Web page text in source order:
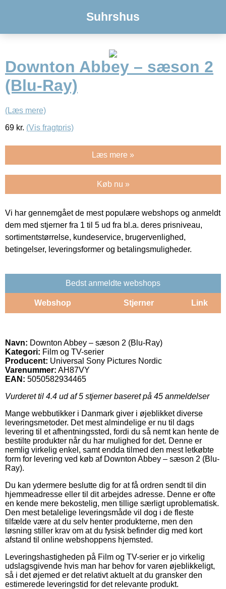
Suhrshus
Downton Abbey – sæson 2
(Blu-Ray)
(Læs mere)
69 kr. (Vis fragtpris)
Læs mere »
Køb nu »
Vi har gennemgået de mest populære webshops og anmeldt
dem med stjerner fra 1 til 5 ud fra bl.a. deres prisniveau,
sortimentstørrelse, kundeservice, brugervenlighed,
betingelser, leveringsformer og betalingsmuligheder.
Bedst anmeldte webshops
Webshop Stjerner Link
Navn: Downton Abbey – sæson 2 (Blu-Ray)
Kategori: Film og TV-serier
Producent: Universal Sony Pictures Nordic
Varenummer: AH87VY
EAN: 5050582934465
Vurderet til 4.4 ud af 5 stjerner baseret på 45 anmeldelser
Mange webbutikker i Danmark giver i øjeblikket diverse
leveringsmetoder. Det mest almindelige er nu til dags
levering til et afhentningssted, fordi du så nemt kan hente de
bestilte produkter når du har mulighed for det. Denne er
nemlig virkelig enkel, samt endda tilmed den mest letkøbte
form for levering ved køb af Downton Abbey – sæson 2 (Blu-
Ray).
Du kan ydermere beslutte dig for at få ordren sendt til din
hjemmeadresse eller til dit arbejdes adresse. Denne er ofte
en kende mere bekostelig, men tillige særligt uproblematisk.
Den mest betalelige leveringsmåde vil dog i de fleste
tilfælde være at du selv henter produkterne, men den
løsning stiller krav om at du fysisk befinder dig med kort
afstand til online webshoppens hjemsted.
Leveringshastigheden på Film og TV-serier er jo virkelig
udslagsgivende hvis man har behov for varen øjeblikkeligt,
så i det øjemed er det relativt aktuelt at du gransker den
estimerede leveringstid for det relevante produkt.